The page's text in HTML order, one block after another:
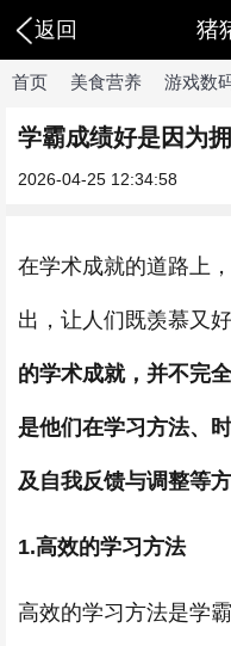
返回 猪
首页 美食营养 游戏数
学霸成绩好是因为
2026-04-25 12:34:58
在学术成就的道路上
出，让人们既羡慕又好
的学术成就，并不完
是他们在学习方法、
及自我反馈与调整等
1.高效的学习方法
高效的学习方法是学